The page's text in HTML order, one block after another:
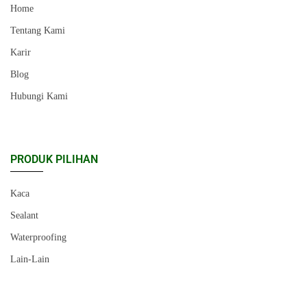
Home
Tentang Kami
Karir
Blog
Hubungi Kami
PRODUK PILIHAN
Kaca
Sealant
Waterproofing
Lain-Lain